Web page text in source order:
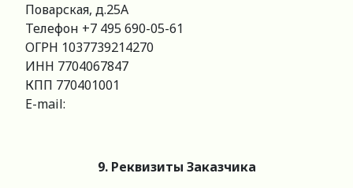
Поварская, д.25А
Телефон +7 495 690-05-61
ОГРН 1037739214270
ИНН 7704067847
КПП 770401001
E-mail:
9. Реквизиты Заказчика